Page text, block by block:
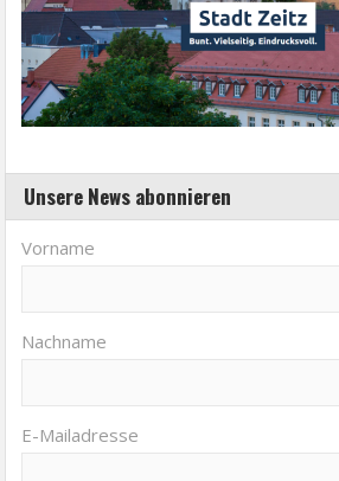
Unsere News abonnieren
Vorname
Nachname
E-Mailadresse